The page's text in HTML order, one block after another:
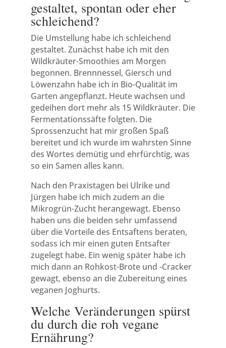
gestaltet, spontan oder eher
schleichend?
Die Umstellung habe ich schleichend
gestaltet. Zunächst habe ich mit den
Wildkräuter-Smoothies am Morgen
begonnen. Brennnessel, Giersch und
Löwenzahn habe ich in Bio-Qualität im
Garten angepflanzt. Heute wachsen und
gedeihen dort mehr als 15 Wildkräuter. Die
Fermentationssäfte folgten. Die
Sprossenzucht hat mir großen Spaß
bereitet und ich wurde im wahrsten Sinne
des Wortes demütig und ehrfürchtig, was
so ein Samen alles kann.
Nach den Praxistagen bei Ulrike und
Jürgen habe ich mich zudem an die
Mikrogrün-Zucht herangewagt. Ebenso
haben uns die beiden sehr umfassend
über die Vorteile des Entsaftens beraten,
sodass ich mir einen guten Entsafter
zugelegt habe. Ein wenig später habe ich
mich dann an Rohkost-Brote und -Cracker
gewagt, ebenso an die Zubereitung eines
veganen Joghurts.
Welche Veränderungen spürst
du durch die roh vegane
Ernährung?